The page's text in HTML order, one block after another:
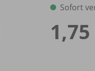
Sofort